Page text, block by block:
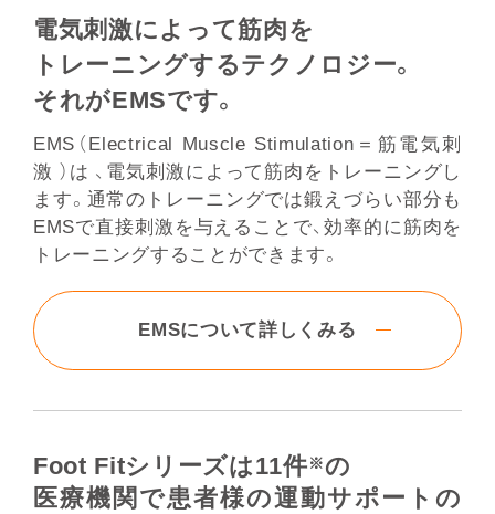
電気刺激によって筋⾁を
トレーニングするテクノロジー。
それがEMSです。
EMS（Electrical Muscle Stimulation＝筋電気刺
激 ）は 、電気刺激によって筋⾁をトレーニングし
ます。通常のトレーニングでは鍛えづらい部分も
EMSで直接刺激を与えることで、効率的に筋⾁を
トレーニングすることができます。
EMSについて詳しくみる
Foot Fitシリーズは11件※の
医療機関で患者様の運動サポートの